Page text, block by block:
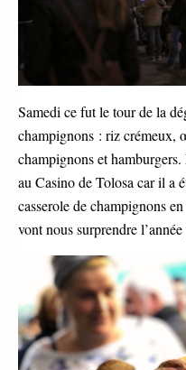
Samedi ce fut le tour de la
champignons : riz crémeux,
champignons et
au Casino de Tolosa car il a
casserole de champignons
vont nous surprendre